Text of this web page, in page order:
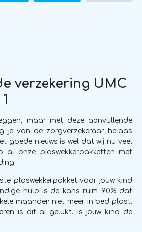
verzekering UMC
maar met deze aanvullende
je van de zorgverzekeraar helaas
goede nieuws is wel dat wij nu veel
al onze plaswekkerpakketten met
plaswekkerpakket voor jouw kind
hulp is de kans ruim 90% dat
maanden niet meer in bed plast.
is dit al gelukt. Is jouw kind de